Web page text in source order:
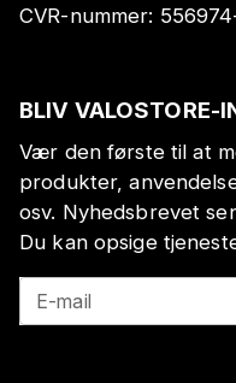
CVR-nummer:
BLIV VALOSTORE-
Vær den første til at
produkter,
osv. Nyhedsbrevet
Du kan opsige
E-mail